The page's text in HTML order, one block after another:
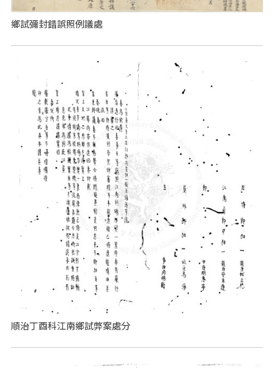
鄉試彌封錯誤照例議處
順治丁酉科江南鄉試弊案處分